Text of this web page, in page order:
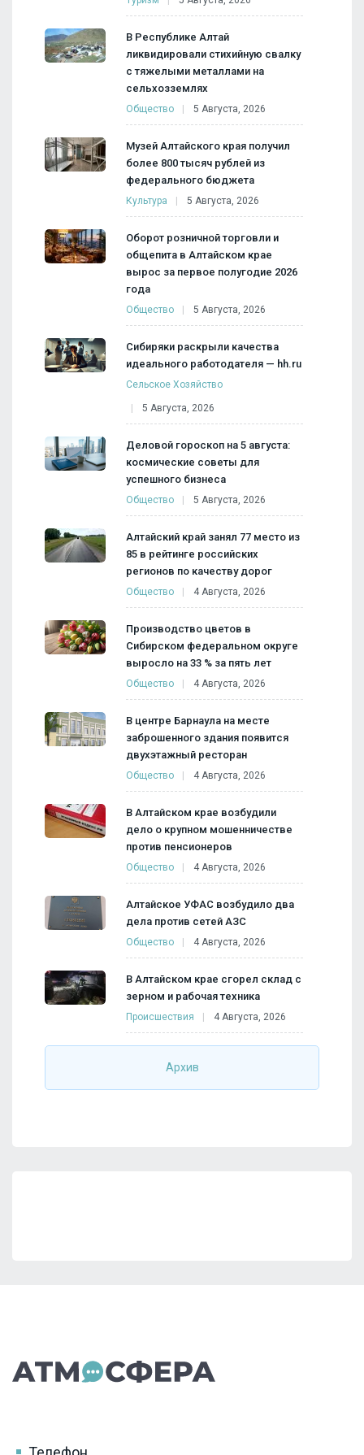
В Республике Алтай
ликвидировали стихийную свалку
с тяжелыми металлами на
сельхозземлях
Общество 5 Августа, 2026
Музей Алтайского края получил
более 800 тысяч рублей из
федерального бюджета
Культура 5 Августа, 2026
Оборот розничной торговли и
общепита в Алтайском крае
вырос за первое полугодие 2026
года
Общество 5 Августа, 2026
Сибиряки раскрыли качества
идеального работодателя — hh.ru
Сельское Хозяйство
5 Августа, 2026
Деловой гороскоп на 5 августа:
космические советы для
успешного бизнеса
Общество 5 Августа, 2026
Алтайский край занял 77 место из
85 в рейтинге российских
регионов по качеству дорог
Общество 4 Августа, 2026
Производство цветов в
Сибирском федеральном округе
выросло на 33 % за пять лет
Общество 4 Августа, 2026
В центре Барнаула на месте
заброшенного здания появится
двухэтажный ресторан
Общество 4 Августа, 2026
В Алтайском крае возбудили
дело о крупном мошенничестве
против пенсионеров
Общество 4 Августа, 2026
Алтайское УФАС возбудило два
дела против сетей АЗС
Общество 4 Августа, 2026
В Алтайском крае сгорел склад с
зерном и рабочая техника
Происшествия 4 Августа, 2026
Архив